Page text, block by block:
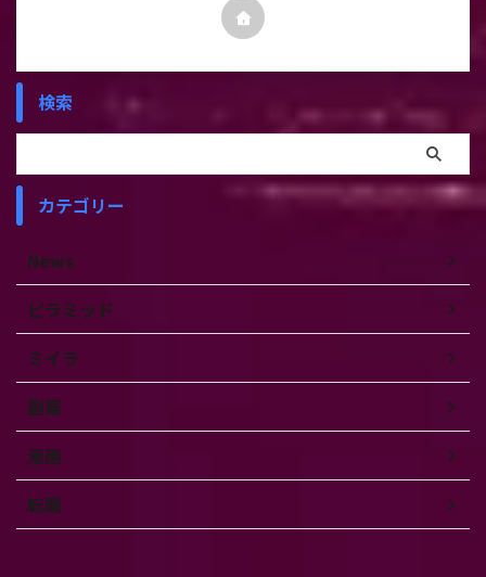
検索
カテゴリー
News
ピラミッド
ミイラ
副業
漫画
転職